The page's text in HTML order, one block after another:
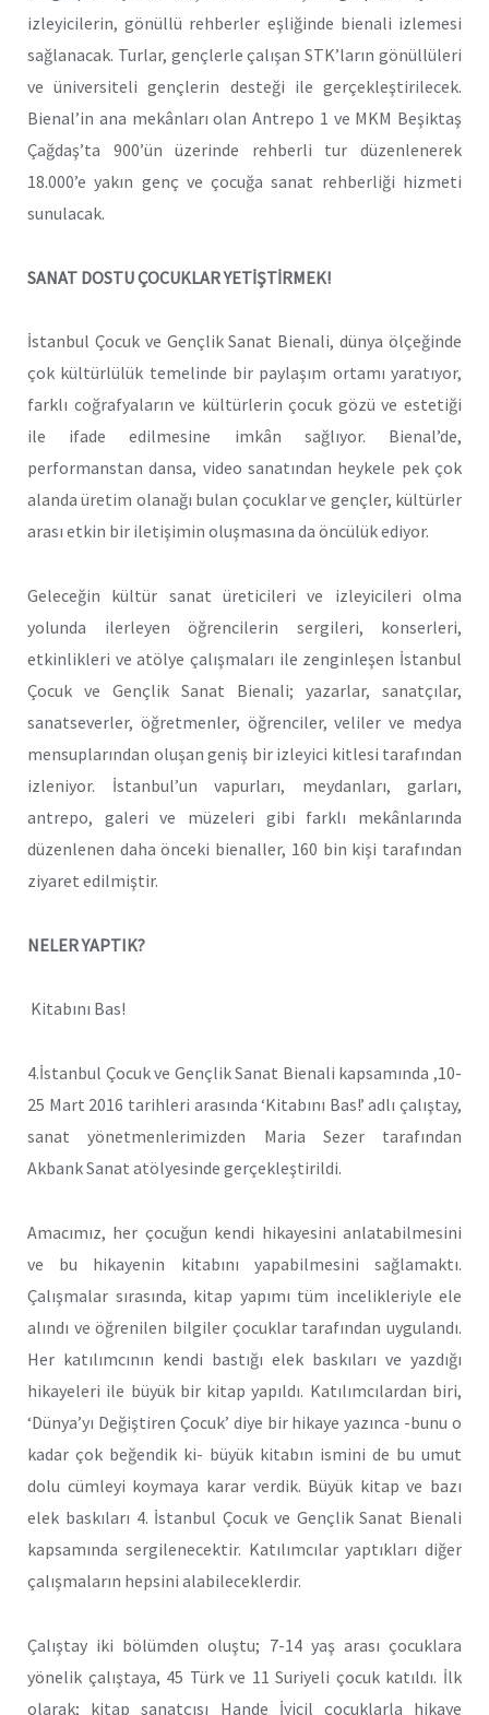
izleyicilerin, gönüllü rehberler eşliğinde bienali izlemesi
sağlanacak. Turlar, gençlerle çalışan STK’ların gönüllüleri
ve üniversiteli gençlerin desteği ile gerçekleştirilecek.
Bienal’in ana mekânları olan Antrepo 1 ve MKM Beşiktaş
Çağdaş’ta 900’ün üzerinde rehberli tur düzenlenerek
18.000’e yakın genç ve çocuğa sanat rehberliği hizmeti
sunulacak.
SANAT DOSTU ÇOCUKLAR YETİŞTİRMEK!
İstanbul Çocuk ve Gençlik Sanat Bienali, dünya ölçeğinde
çok kültürlülük temelinde bir paylaşım ortamı yaratıyor,
farklı coğrafyaların ve kültürlerin çocuk gözü ve estetiği
ile ifade edilmesine imkân sağlıyor. Bienal’de,
performanstan dansa, video sanatından heykele pek çok
alanda üretim olanağı bulan çocuklar ve gençler, kültürler
arası etkin bir iletişimin oluşmasına da öncülük ediyor.
Geleceğin kültür sanat üreticileri ve izleyicileri olma
yolunda ilerleyen öğrencilerin sergileri, konserleri,
etkinlikleri ve atölye çalışmaları ile zenginleşen İstanbul
Çocuk ve Gençlik Sanat Bienali; yazarlar, sanatçılar,
sanatseverler, öğretmenler, öğrenciler, veliler ve medya
mensuplarından oluşan geniş bir izleyici kitlesi tarafından
izleniyor. İstanbul’un vapurları, meydanları, garları,
antrepo, galeri ve müzeleri gibi farklı mekânlarında
düzenlenen daha önceki bienaller, 160 bin kişi tarafından
ziyaret edilmiştir.
NELER YAPTIK?
Kitabını Bas!
4.İstanbul Çocuk ve Gençlik Sanat Bienali kapsamında ,10-
25 Mart 2016 tarihleri arasında ‘Kitabını Bas!’ adlı çalıştay,
sanat yönetmenlerimizden Maria Sezer tarafından
Akbank Sanat atölyesinde gerçekleştirildi.
Amacımız, her çocuğun kendi hikayesini anlatabilmesini
ve bu hikayenin kitabını yapabilmesini sağlamaktı.
Çalışmalar sırasında, kitap yapımı tüm incelikleriyle ele
alındı ve öğrenilen bilgiler çocuklar tarafından uygulandı.
Her katılımcının kendi bastığı elek baskıları ve yazdığı
hikayeleri ile büyük bir kitap yapıldı. Katılımcılardan biri,
‘Dünya’yı Değiştiren Çocuk’ diye bir hikaye yazınca -bunu o
kadar çok beğendik ki- büyük kitabın ismini de bu umut
dolu cümleyi koymaya karar verdik. Büyük kitap ve bazı
elek baskıları 4. İstanbul Çocuk ve Gençlik Sanat Bienali
kapsamında sergilenecektir. Katılımcılar yaptıkları diğer
çalışmaların hepsini alabileceklerdir.
Çalıştay iki bölümden oluştu; 7-14 yaş arası çocuklara
yönelik çalıştaya, 45 Türk ve 11 Suriyeli çocuk katıldı. İlk
olarak; kitap sanatçısı Hande İyicil çocuklarla hikaye